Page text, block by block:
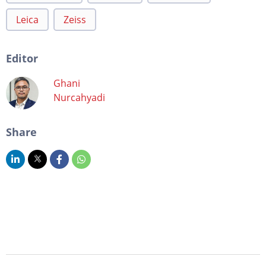
Leica Zeiss
Editor
Ghani
Nurcahyadi
Share